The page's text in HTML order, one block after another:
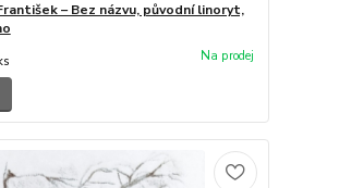
– Bez názvu, původní linoryt,